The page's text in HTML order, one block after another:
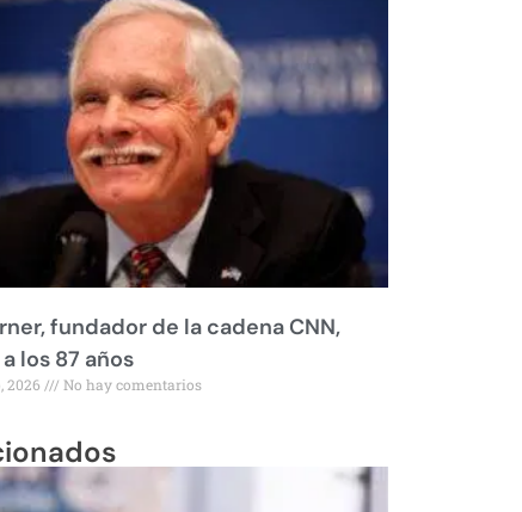
fundador de la cadena CNN,
los 87 años
2026 No hay comentarios